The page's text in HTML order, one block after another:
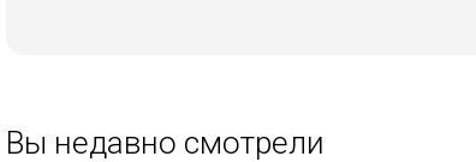
Вы недавно смотрели